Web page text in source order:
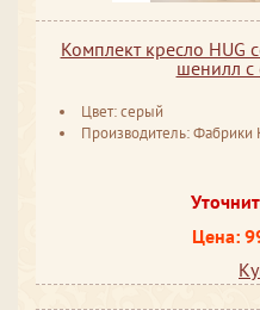
Комплект кресло HUG
шенилл с
Цвет: серый
Производитель: Фабрики
Цена: